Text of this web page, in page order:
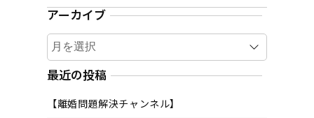
アーカイブ
ア
ー
カ
ブ
最近の投稿
【離婚問題解決チャンネル】